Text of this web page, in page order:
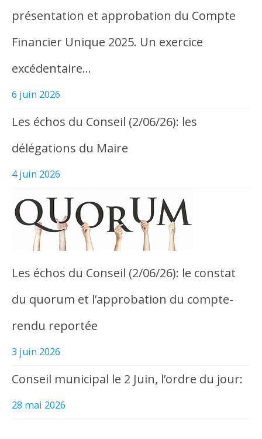
présentation et approbation du Compte
Financier Unique 2025. Un exercice
excédentaire…
6 juin 2026
Les échos du Conseil (2/06/26): les
délégations du Maire
4 juin 2026
Les échos du Conseil (2/06/26): le constat
du quorum et l’approbation du compte-
rendu reportée
3 juin 2026
Conseil municipal le 2 Juin, l’ordre du jour:
28 mai 2026